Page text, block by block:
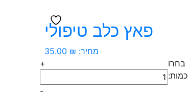
פאץ כלב טיפולי
מחיר: 35.00 ₪
בחרו
כמות:
+
כמות
של
-